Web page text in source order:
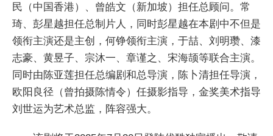
民（中国香港）、曾皓文（新加坡）担任总顾问。常
琦、彭星越担任总制片人，同时彭星越在本剧中不但是
领衔主演还是主创，何铮领衔主演，于喆、刘明瓒、漆
志豪、黄昱子、宗沐一、章谨之、宋海颉等联合主演。
同时由陈亚莲担任总编剧和总导演，陈卜清担任导演，
欧阳良径（曾拍摄陈情令）任摄影指导，金奖美术指导
刘世运为艺术总监，阵容强大。